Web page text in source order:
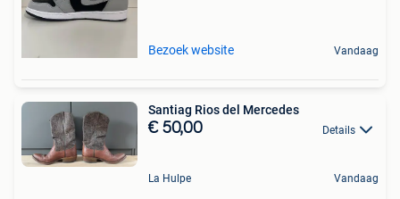
Bezoek website Vandaag
Santiag Rios del Mercedes
€ 50,00 Details
La Hulpe Vandaag